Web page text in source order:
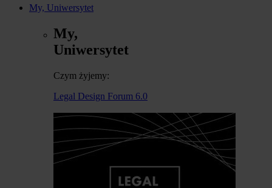
My, Uniwersytet
My,
Uniwersytet
Czym żyjemy:
Legal Design Forum 6.0